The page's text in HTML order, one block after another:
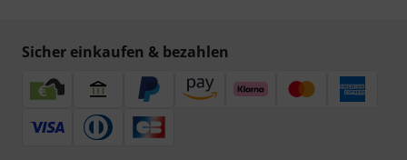
Sicher einkaufen & bezahlen